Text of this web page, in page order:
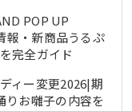
POP UP
報・新商品うるぷ
完全ガイド
ィー変更2026|期
りお囃子の内容を